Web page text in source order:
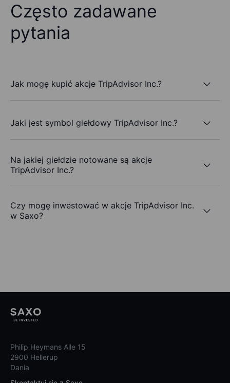
Często zadawane
pytania
Jak mogę kupić akcje TripAdvisor Inc.?
Jaki jest symbol giełdowy TripAdvisor Inc.?
Na jakiej giełdzie notowane są akcje
TripAdvisor Inc.?
Czy mogę inwestować w akcje TripAdvisor Inc.
w Saxo?
Philip Heymans Alle 15
2900 Hellerup
Dania